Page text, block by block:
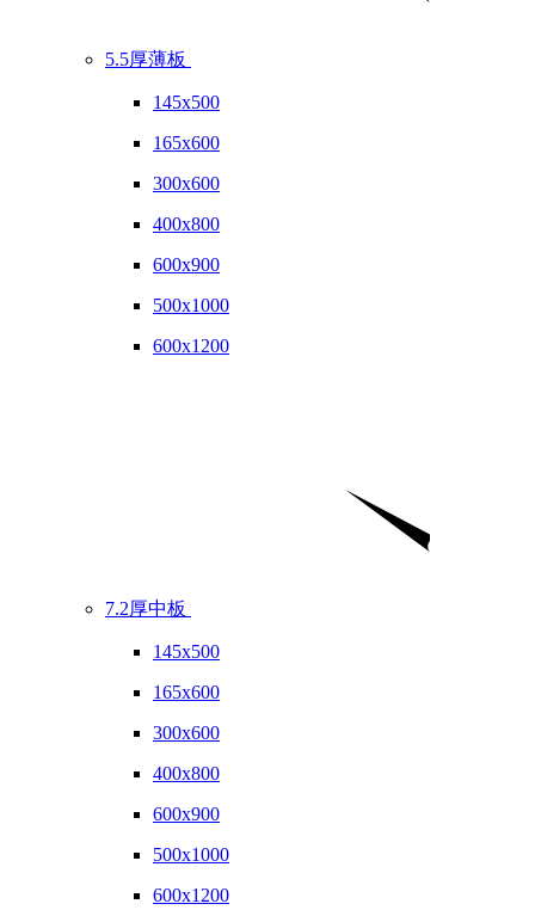
5.5厚薄板
145x500
165x600
300x600
400x800
600x900
500x1000
600x1200
7.2厚中板
145x500
165x600
300x600
400x800
600x900
500x1000
600x1200